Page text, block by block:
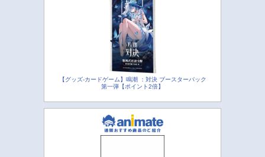
【グッズ-カードゲーム】鳴潮 ：対決 ブースターパック
第一弾【ポイント2倍】